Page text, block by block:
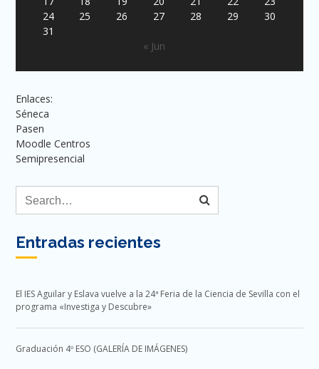
24
25 26 27 28 29
30
31
« Jun
Enlaces:
Séneca
Pasen
Moodle Centros
Semipresencial
Entradas recientes
El IES Aguilar y Eslava vuelve a la 24ª Feria de la Ciencia de Sevilla con el
programa «Investiga y Descubre»
Graduación 4º ESO (GALERÍA DE IMÁGENES)